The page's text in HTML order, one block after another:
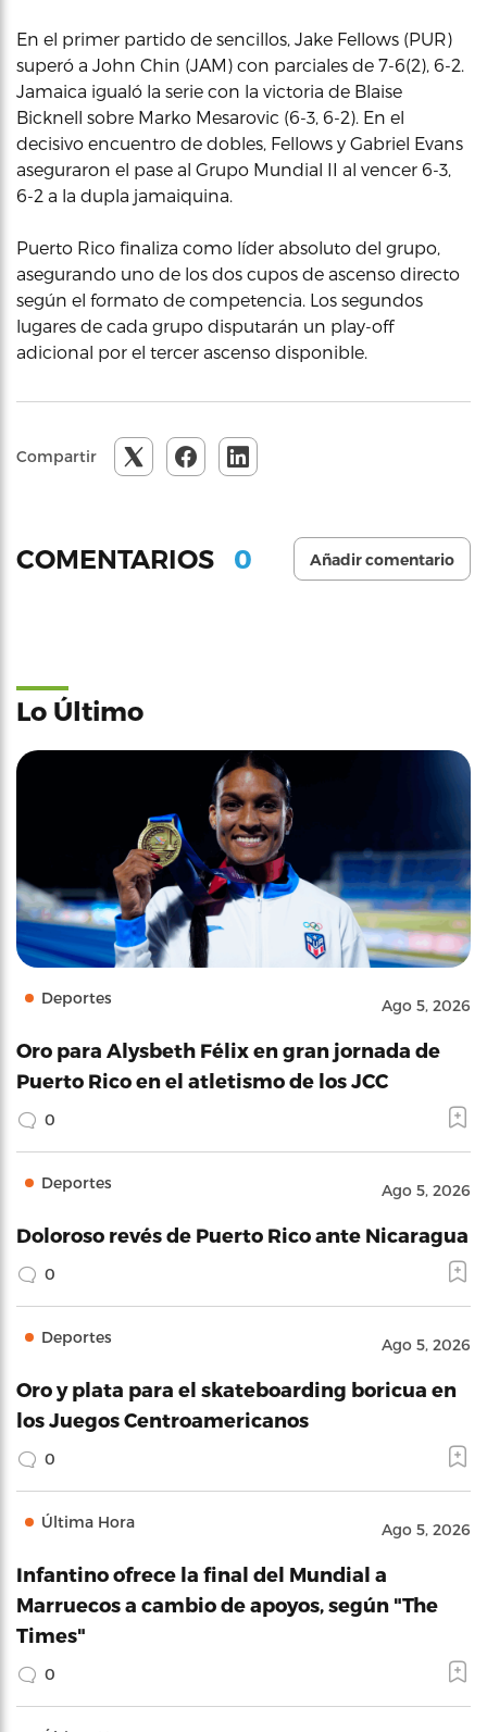
En el primer partido de sencillos, Jake Fellows (PUR)
superó a John Chin (JAM) con parciales de 7-6(2), 6-2.
Jamaica igualó la serie con la victoria de Blaise
Bicknell sobre Marko Mesarovic (6-3, 6-2). En el
decisivo encuentro de dobles, Fellows y Gabriel Evans
aseguraron el pase al Grupo Mundial II al vencer 6-3,
6-2 a la dupla jamaiquina.
Puerto Rico finaliza como líder absoluto del grupo,
asegurando uno de los dos cupos de ascenso directo
según el formato de competencia. Los segundos
lugares de cada grupo disputarán un play-off
adicional por el tercer ascenso disponible.
Compartir
COMENTARIOS 0 Añadir comentario
Lo Último
Deportes Ago 5, 2026
Oro para Alysbeth Félix en gran jornada de
Puerto Rico en el atletismo de los JCC
0
Deportes Ago 5, 2026
Doloroso revés de Puerto Rico ante Nicaragua
0
Deportes Ago 5, 2026
Oro y plata para el skateboarding boricua en
los Juegos Centroamericanos
0
Última Hora Ago 5, 2026
Infantino ofrece la final del Mundial a
Marruecos a cambio de apoyos, según "The
Times"
0